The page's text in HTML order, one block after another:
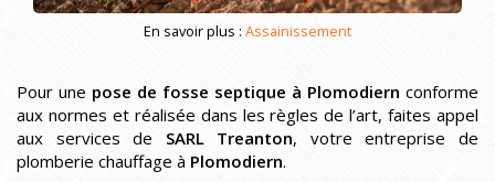
En savoir plus : Assainissement
Pour une pose de fosse septique à Plomodiern conforme
aux normes et réalisée dans les règles de l’art, faites appel
aux services de SARL Treanton, votre entreprise de
plomberie chauffage à Plomodiern.